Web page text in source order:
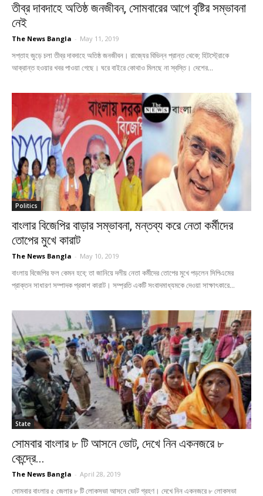
তীব্র দাবদাহে অতিষ্ঠ জনজীবন, সোমবারের আগে বৃষ্টির সম্ভাবনা
নেই
The News Bangla - May 11, 2019
সপ্তাহ জুড়ে চলা তীব্র দাবদাহে অতিষ্ঠ জনজীবন। রাজ্যের বিভিন্ন প্রান্ত থেকে; হিটস্ট্রোকে
আক্রান্ত হওয়ার খবর পাওয়া গেছে। ঘরে বাইরে কোথাও মিলছে না স্বস্তি। দেশের...
Politics
বাংলার বিজেপির বাড়ার সম্ভাবনা, মন্তব্য করে নেতা কর্মীদের
তোপের মুখে কারাট
The News Bangla - May 10, 2019
বাংলায় বিজেপির ফল কেমন হবে; তা জানিয়ে দলীয় নেতা কর্মীদের তোপের মুখে পড়লেন সিপিএমের
প্রাক্তন সাধারণ সম্পাদক প্রকাশ কারাট। সম্প্রতি একটি সংবাদমাধ্যমকে দেওয়া সাক্ষাৎকারে...
State
সোমবার বাংলার ৮ টি আসনে ভোট, দেখে নিন একনজরে ৮
কেন্দ্রে...
The News Bangla - April 28, 2019
সোমবার বাংলার ৫ জেলার ৮ টি লোকসভা আসনে ভোট গ্রহণ। দেখে নিন একনজরে ৮ লোকসভা